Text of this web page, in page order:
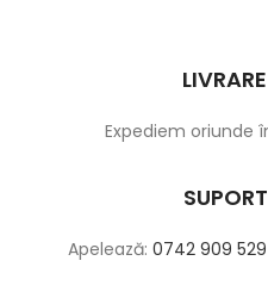
Expediem oriunde
Apelează: 0742 909 529